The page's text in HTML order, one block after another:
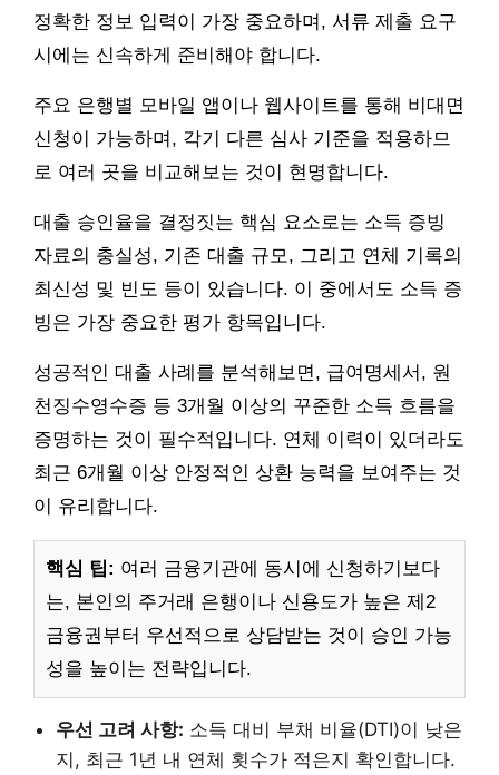
정확한 정보 입력이 가장 중요하며, 서류 제출 요구
시에는 신속하게 준비해야 합니다.
주요 은행별 모바일 앱이나 웹사이트를 통해 비대면
신청이 가능하며, 각기 다른 심사 기준을 적용하므
로 여러 곳을 비교해보는 것이 현명합니다.
대출 승인율을 결정짓는 핵심 요소로는 소득 증빙
자료의 충실성, 기존 대출 규모, 그리고 연체 기록의
최신성 및 빈도 등이 있습니다. 이 중에서도 소득 증
빙은 가장 중요한 평가 항목입니다.
성공적인 대출 사례를 분석해보면, 급여명세서, 원
천징수영수증 등 3개월 이상의 꾸준한 소득 흐름을
증명하는 것이 필수적입니다. 연체 이력이 있더라도
최근 6개월 이상 안정적인 상환 능력을 보여주는 것
이 유리합니다.
핵심 팁: 여러 금융기관에 동시에 신청하기보다
는, 본인의 주거래 은행이나 신용도가 높은 제2
금융권부터 우선적으로 상담받는 것이 승인 가능
성을 높이는 전략입니다.
우선 고려 사항: 소득 대비 부채 비율(DTI)이 낮은
지, 최근 1년 내 연체 횟수가 적은지 확인합니다.